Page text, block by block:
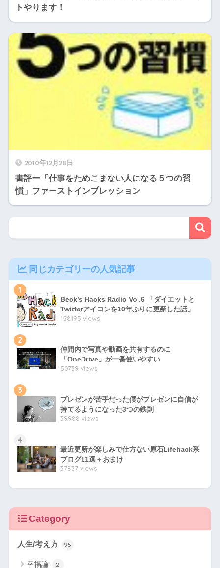
トやります！
2010年12月28日
書評ー「仕事をためこまない人になる５つの習
慣」ファーストインプレッション
同じカテゴリーの人気記事
1
Beck’s Hacks Radio Vol.6 「ダイエットと
Twitterアイコンを10年ぶりに更新した話」
158195 views
2
仲間内で写真や動画を共有するのに
「OneDrive」が一番使いやすい
50739 views
3
プレゼンが苦手だった僕がプレゼンに自信が
持てるようになった3つの鉄則
39988 views
4
最近更新が楽しみで仕方ない原石Lifehack系
ブログ11選＋おまけ
37837 views
Category
人生/考え方 95
幸福論 2